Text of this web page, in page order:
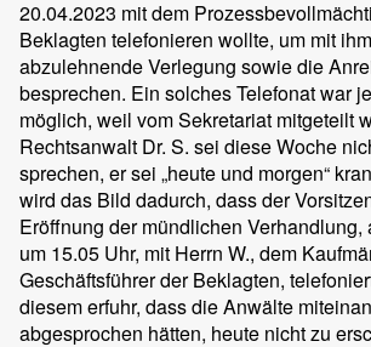
20.04.2023 mit dem
Beklagten telefonieren wollte, um mit
abzulehnende Verlegung sowie die
besprechen. Ein solches Telefonat war
möglich, weil vom Sekretariat mitgeteilt
Rechtsanwalt Dr. S. sei diese Woche
sprechen, er sei „heute und morgen“
wird das Bild dadurch, dass der
Eröffnung der mündlichen Verhandlung,
um 15.05 Uhr, mit Herrn W., dem
Geschäftsführer der Beklagten,
diesem erfuhr, dass die Anwälte
abgesprochen hätten, heute nicht zu